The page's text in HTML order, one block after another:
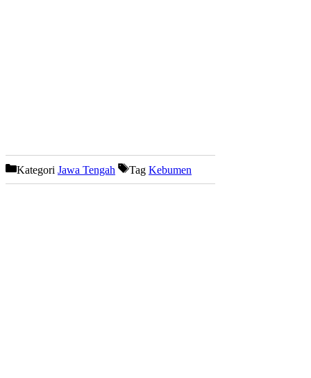
Kategori Jawa Tengah Tag Kebumen